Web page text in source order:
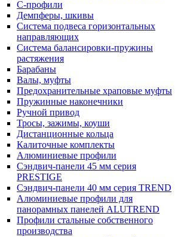
С-профили
Демпферы, шкивы
Система подвеса горизонтальных
направляющих
Система балансировки-пружины
растяжения
Барабаны
Валы, муфты
Предохранительные храповые муфты
Пружинные наконечники
Ручной привод
Тросы, зажимы, коуши
Дистанционные кольца
Калиточные комплекты
Алюминиевые профили
Сэндвич-панели 45 мм серия
PRESTIGE
Сэндвич-панели 40 мм серия TREND
Алюминиевые профили для
панорамных панелей ALUTREND
Профили стальные собственного
производства